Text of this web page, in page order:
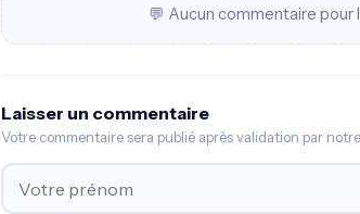
💬 Aucun commentaire
Laisser un commentaire
Votre commentaire sera publié après validation par